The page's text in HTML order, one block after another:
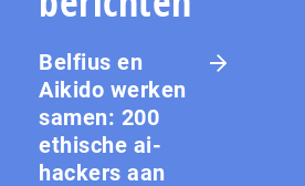
Belfius en
Aikido werken
samen: 200
ethische ai-
hackers aan